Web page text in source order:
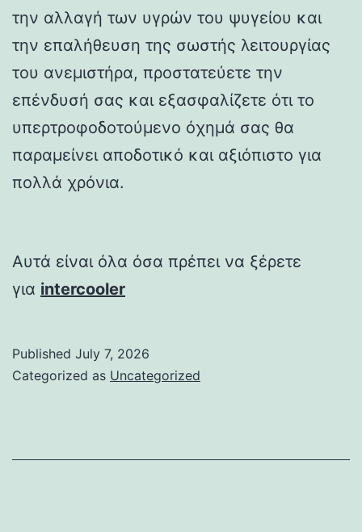
την αλλαγή των υγρών του ψυγείου και
την επαλήθευση της σωστής λειτουργίας
του ανεμιστήρα, προστατεύετε την
επένδυσή σας και εξασφαλίζετε ότι το
υπερτροφοδοτούμενο όχημά σας θα
παραμείνει αποδοτικό και αξιόπιστο για
πολλά χρόνια.
Αυτά είναι όλα όσα πρέπει να ξέρετε
για intercooler
Published July 7, 2026
Categorized as Uncategorized